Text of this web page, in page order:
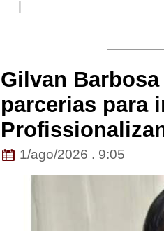
Gilvan
parcerias para
1/ago/2026 . 9:05